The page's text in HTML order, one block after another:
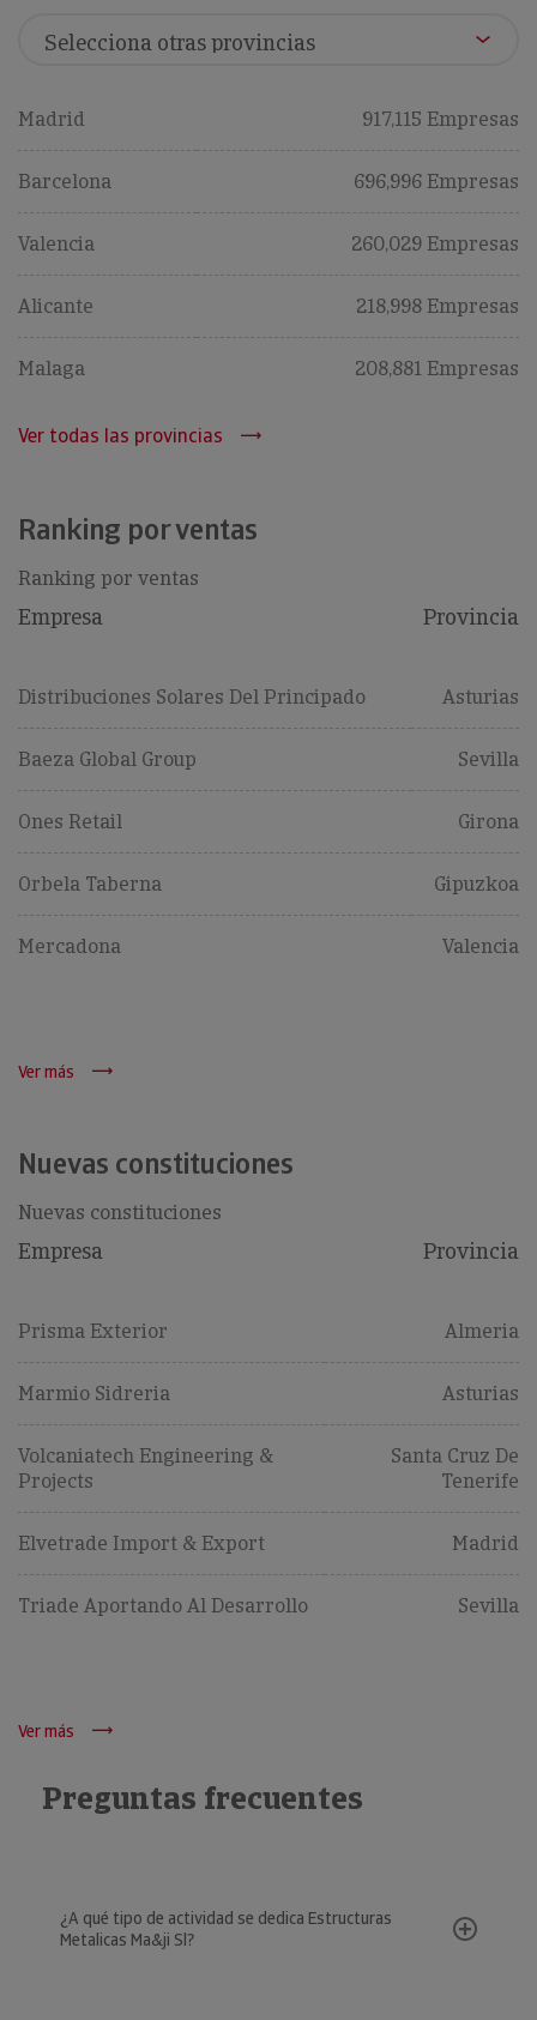
Madrid 917,115 Empresas
Barcelona 696,996 Empresas
Valencia 260,029 Empresas
Alicante 218,998 Empresas
Malaga 208,881 Empresas
Ver todas las provincias
Ranking por ventas
Ranking por ventas
Empresa Provincia
Distribuciones Solares Del Principado Asturias
Baeza Global Group Sevilla
Ones Retail Girona
Orbela Taberna Gipuzkoa
Mercadona Valencia
Ver más
Nuevas constituciones
Nuevas constituciones
Empresa Provincia
Prisma Exterior Almeria
Marmio Sidreria Asturias
Volcaniatech Engineering &
Projects
Santa Cruz De
Tenerife
Elvetrade Import & Export Madrid
Triade Aportando Al Desarrollo Sevilla
Ver más
Preguntas frecuentes
¿A qué tipo de actividad se dedica Estructuras
Metalicas Ma&ji Sl?